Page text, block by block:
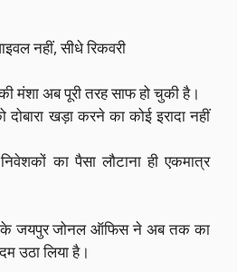
नहीं, सीधे रिकवरी
मंशा अब पूरी तरह साफ हो चुकी है।
खड़ा करने का कोई इरादा नहीं
का पैसा लौटाना ही एकमात्र
के जयपुर जोनल ऑफिस ने अब तक का
उठा लिया है।